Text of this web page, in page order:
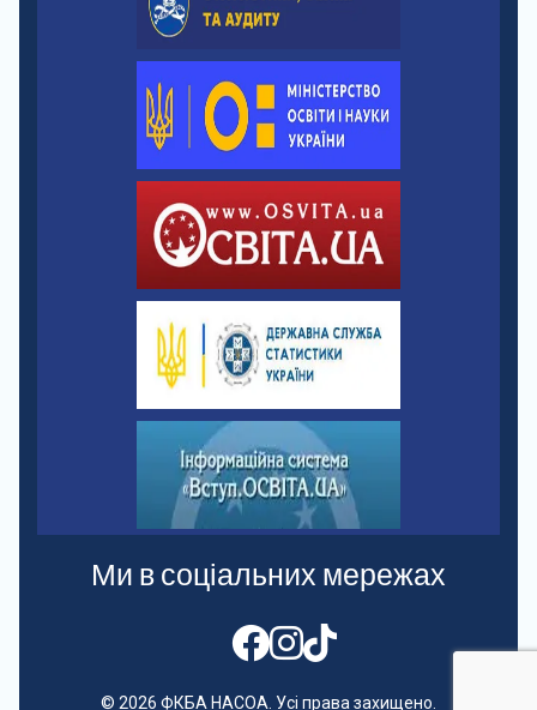
Ми в соціальних мережах
© 2026 ФКБА НАСОА. Усі права захищено.